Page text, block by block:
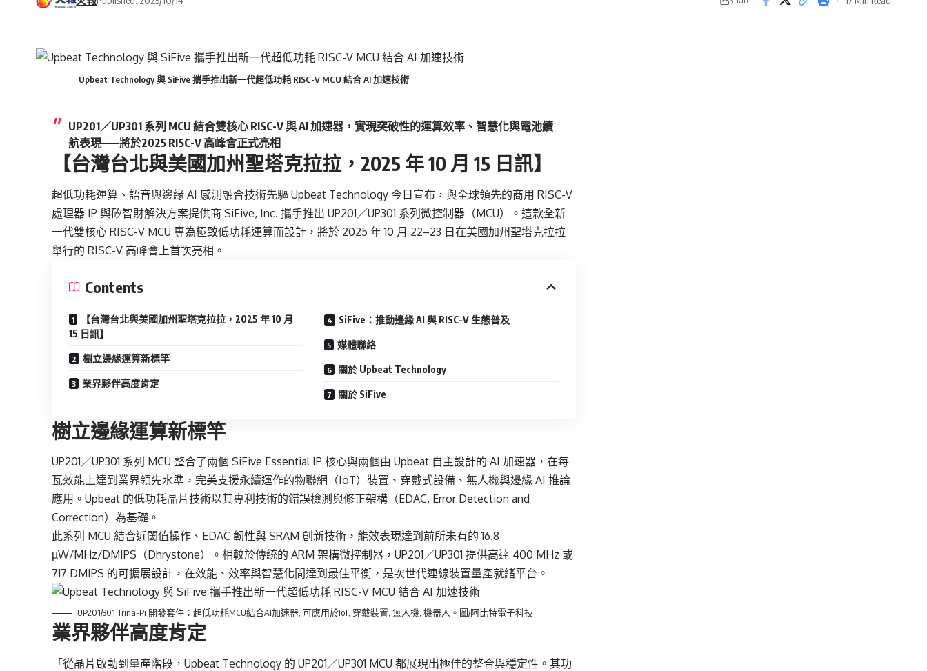
Upbeat Technology 與 SiFive 攜手推出新一代超低功耗 RISC-V MCU 結合 AI 加速技術
UP201／UP301 系列 MCU 結合雙核心 RISC-V 與 AI 加速器，實現突破性的運算效率、智慧化與電池續
航表現——將於2025 RISC-V 高峰會正式亮相
【台灣台北與美國加州聖塔克拉拉，2025 年 10 月 15 日訊】
超低功耗運算、語音與邊緣 AI 感測融合技術先驅 Upbeat Technology 今日宣布，與全球領先的商用 RISC-V
處理器 IP 與矽智財解決方案提供商 SiFive, Inc. 攜手推出 UP201／UP301 系列微控制器（MCU）。這款全新
一代雙核心 RISC-V MCU 專為極致低功耗運算而設計，將於 2025 年 10 月 22–23 日在美國加州聖塔克拉拉
舉行的 RISC-V 高峰會上首次亮相。
Contents
【台灣台北與美國加州聖塔克拉拉，2025 年 10 月
15 日訊】
樹立邊緣運算新標竿
業界夥伴高度肯定
SiFive：推動邊緣 AI 與 RISC-V 生態普及
媒體聯絡
關於 Upbeat Technology
關於 SiFive
樹立邊緣運算新標竿
UP201／UP301 系列 MCU 整合了兩個 SiFive Essential IP 核心與兩個由 Upbeat 自主設計的 AI 加速器，在每
瓦效能上達到業界領先水準，完美支援永續運作的物聯網（IoT）裝置、穿戴式設備、無人機與邊緣 AI 推論
應用。Upbeat 的低功耗晶片技術以其專利技術的錯誤檢測與修正架構（EDAC, Error Detection and
Correction）為基礎。
此系列 MCU 結合近閾值操作、EDAC 韌性與 SRAM 創新技術，能效表現達到前所未有的 16.8
µW/MHz/DMIPS（Dhrystone）。相較於傳統的 ARM 架構微控制器，UP201／UP301 提供高達 400 MHz 或
717 DMIPS 的可擴展設計，在效能、效率與智慧化間達到最佳平衡，是次世代連線裝置量產就緒平台。
UP201/301 Trina-Pi 開發套件：超低功耗MCU結合AI加速器, 可應用於IoT, 穿戴裝置, 無人機, 機器人。圖/阿比特電子科技
業界夥伴高度肯定
「從晶片啟動到量產階段，Upbeat Technology 的 UP201／UP301 MCU 都展現出極佳的整合與穩定性。其功